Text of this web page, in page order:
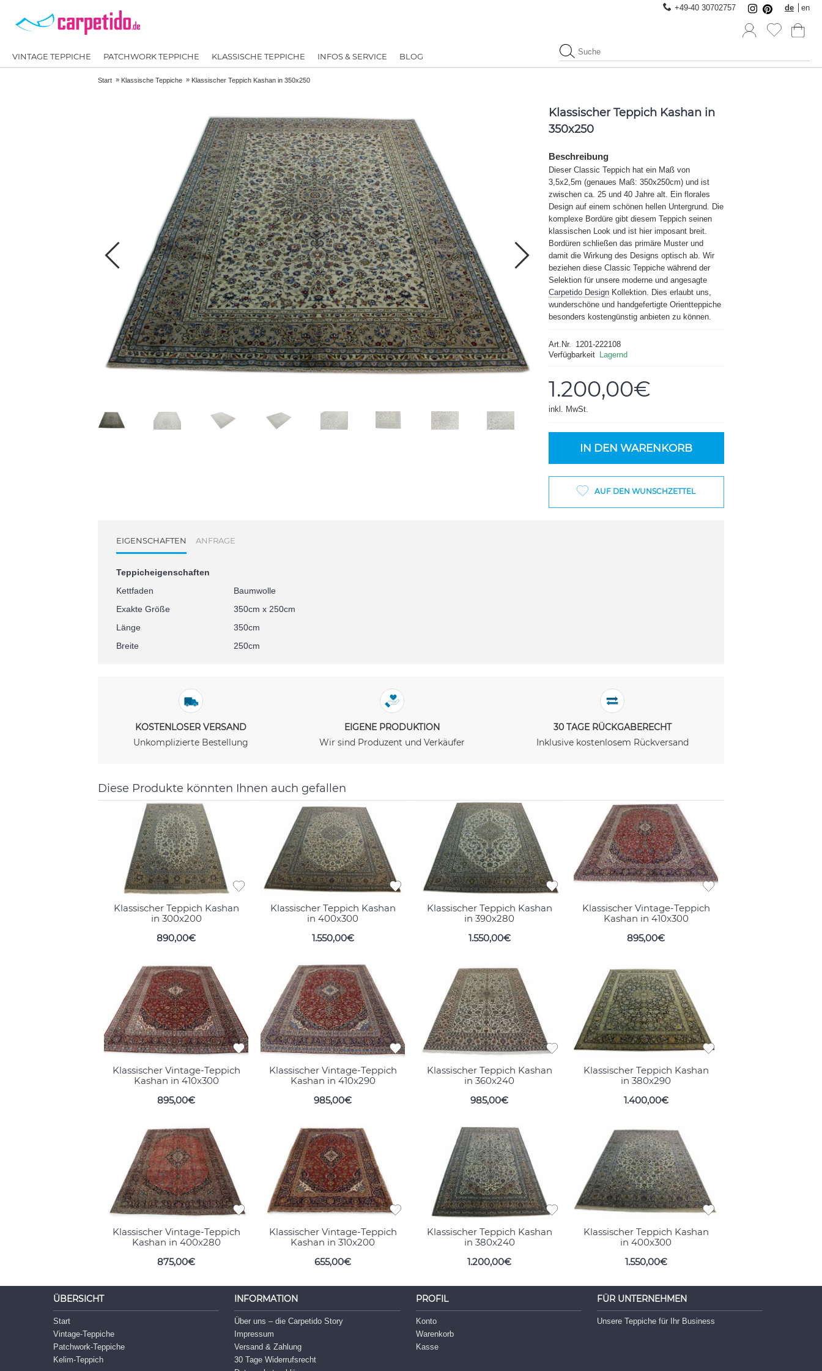
+49-40 30702757 de en
VINTAGE TEPPICHE PATCHWORK TEPPICHE KLASSISCHE TEPPICHE INFOS & SERVICE BLOG
Start » Klassische Teppiche » Klassischer Teppich Kashan in 350x250
Klassischer Teppich Kashan in
350x250
Beschreibung
Dieser Classic Teppich hat ein Maß von
3,5x2,5m (genaues Maß: 350x250cm) und ist
zwischen ca. 25 und 40 Jahre alt. Ein florales
Design auf einem schönen hellen Untergrund. Die
komplexe Bordüre gibt diesem Teppich seinen
klassischen Look und ist hier imposant breit.
Bordüren schließen das primäre Muster und
damit die Wirkung des Designs optisch ab. Wir
beziehen diese Classic Teppiche während der
Selektion für unsere moderne und angesagte
Carpetido DesignKollektion. Dies erlaubt uns,
wunderschöne und handgefertigte Orientteppiche
besonders kostengünstig anbieten zu können.
Art.Nr. 1201-222108
Verfügbarkeit
Lagernd
1.200,00€
inkl. MwSt.
IN DEN WARENKORB
AUF DEN WUNSCHZETTEL
EIGENSCHAFTEN ANFRAGE
Teppicheigenschaften
Kettfaden
Baumwolle
Exakte Größe
350cm x 250cm
Länge
350cm
Breite
250cm
KOSTENLOSER VERSAND
Unkomplizierte Bestellung
EIGENE PRODUKTION
Wir sind Produzent und Verkäufer
30 TAGE RÜCKGABERECHT
Inklusive kostenlosem Rückversand
Diese Produkte könnten Ihnen auch gefallen
Klassischer Teppich Kashan
in 300x200
890,00€
Klassischer Teppich Kashan
in 400x300
1.550,00€
Klassischer Teppich Kashan
in 390x280
1.550,00€
Klassischer Vintage-Teppich
Kashan in 410x300
895,00€
Klassischer Vintage-Teppich
Kashan in 410x300
895,00€
Klassischer Vintage-Teppich
Kashan in 410x290
985,00€
Klassischer Teppich Kashan
in 360x240
985,00€
Klassischer Teppich Kashan
in 380x290
1.400,00€
Klassischer Vintage-Teppich
Kashan in 400x280
875,00€
Klassischer Vintage-Teppich
Kashan in 310x200
655,00€
Klassischer Teppich Kashan
in 380x240
1.200,00€
Klassischer Teppich Kashan
in 400x300
1.550,00€
ÜBERSICHT
Start
Vintage-Teppiche
Patchwork-Teppiche
Kelim-Teppich
INFORMATION
Über uns – die Carpetido Story
Impressum
Versand & Zahlung
30 Tage Widerrufsrecht
PROFIL
Konto
Warenkorb
Kasse
FÜR UNTERNEHMEN
Unsere Teppiche für Ihr Business